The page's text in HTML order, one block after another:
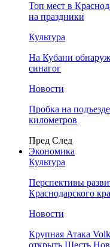
Топ мест в
на праздники
Культура
На Кубани
синагог
Новости
Пробка на
километров
Пред След
Экономика
Культура
Перспективы
Краснодарского
Новости
Крупная Атака
открыть Шесть